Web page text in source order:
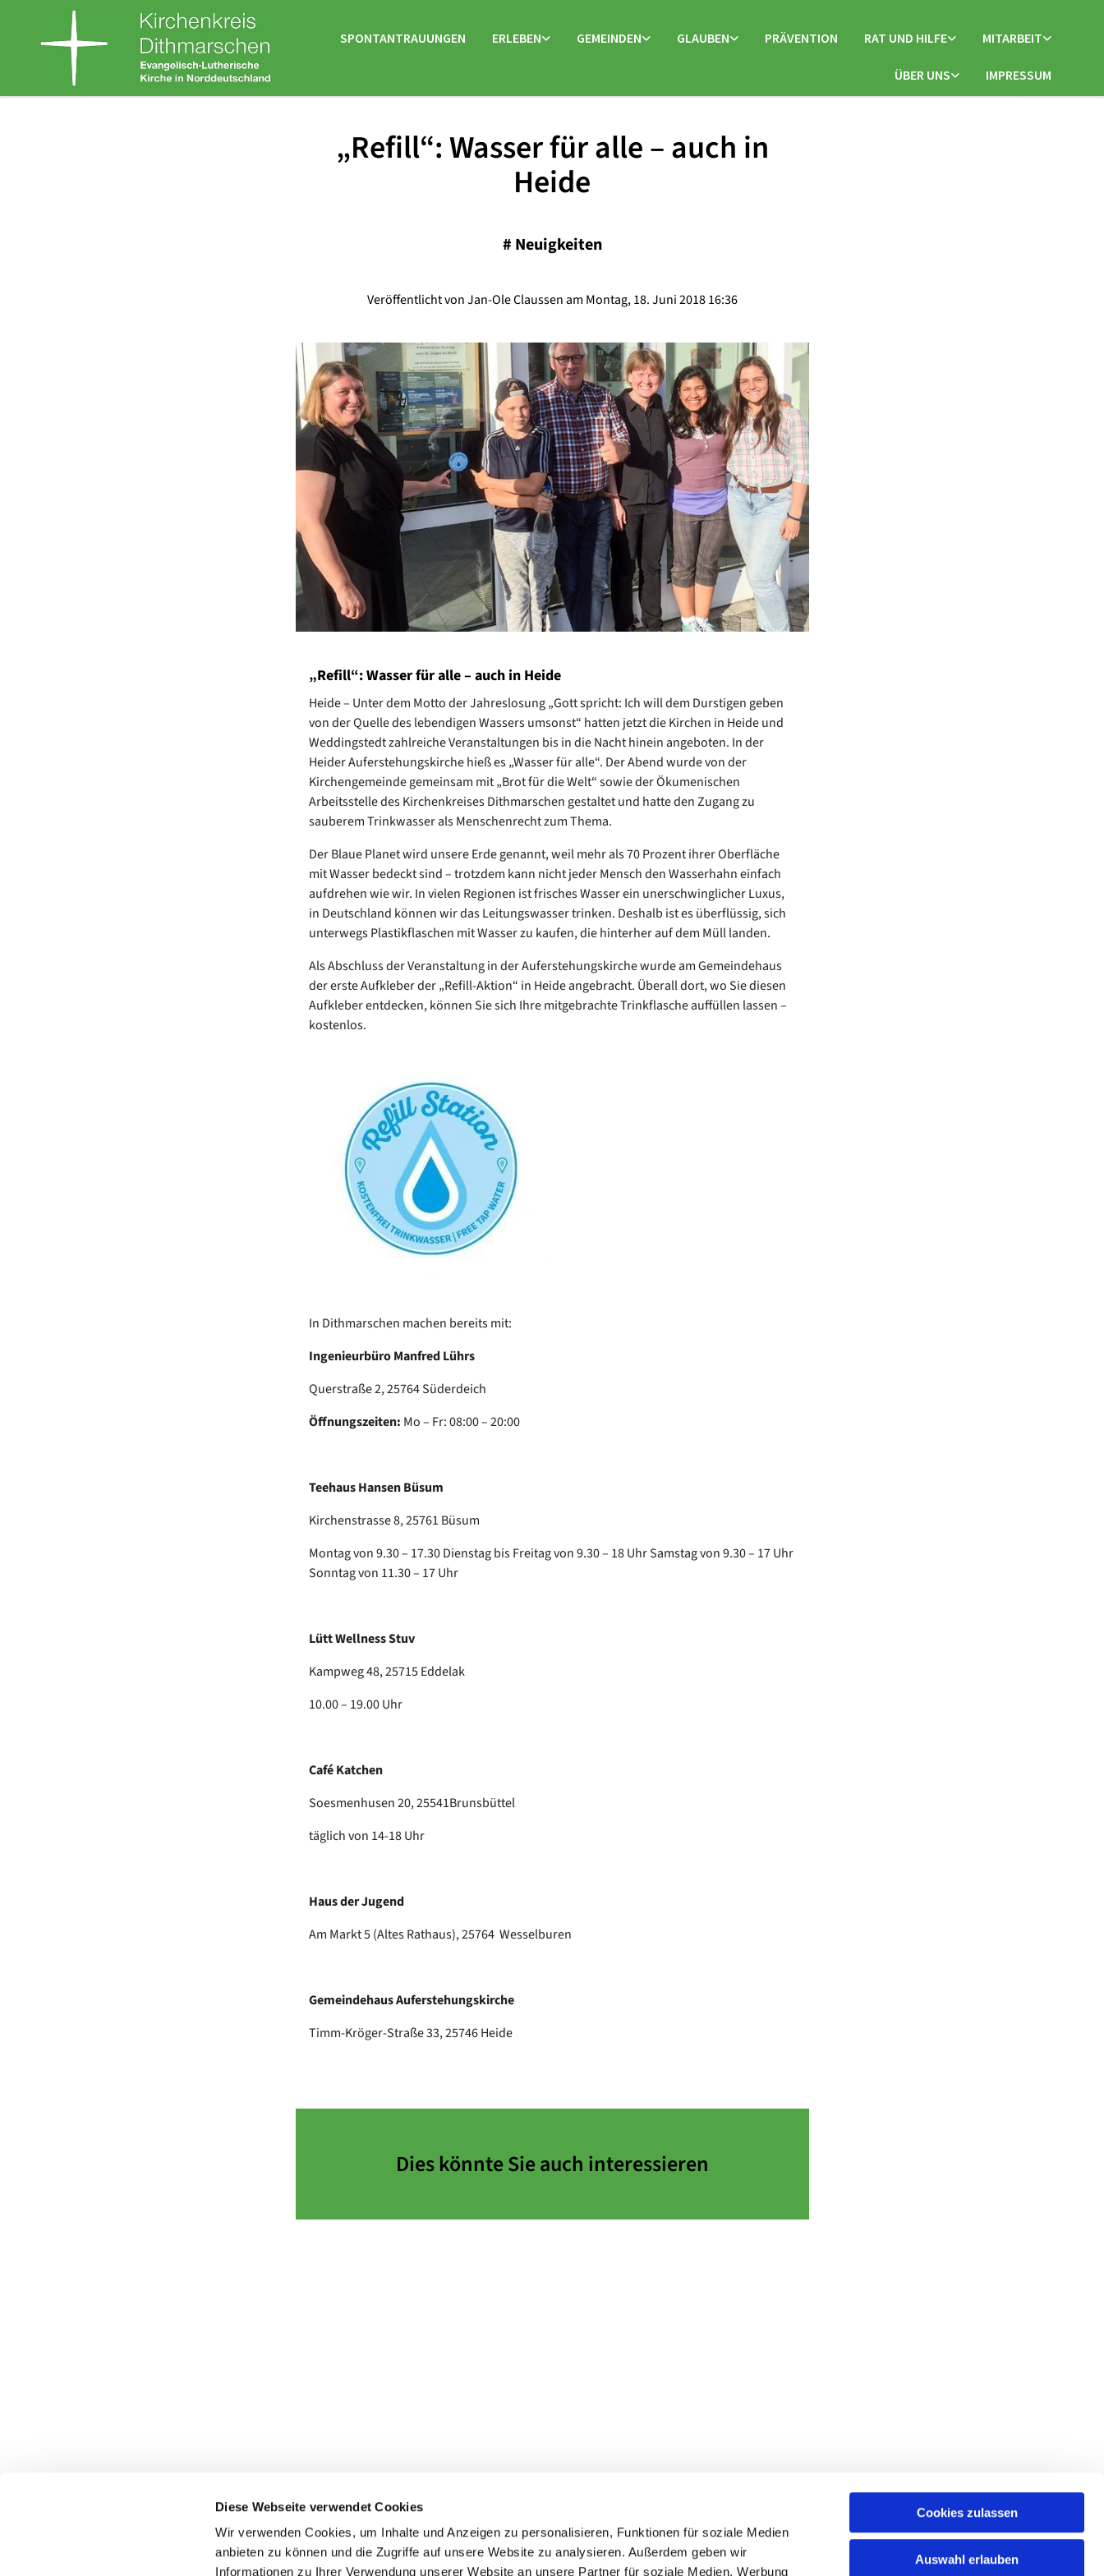
Diese Webseite verwendet Cookies
Wir verwenden Cookies, um Inhalte und Anzeigen zu personalisieren, Funktionen für soziale Medien
anbieten zu können und die Zugriffe auf unsere Website zu analysieren. Außerdem geben wir
Informationen zu Ihrer Verwendung unserer Website an unsere Partner für soziale Medien, Werbung
Cookies zulassen
Auswahl erlauben
SPONTANTRAUUNGEN ERLEBEN GEMEINDEN GLAUBEN PRÄVENTION RAT UND HILFE MITARBEIT
ÜBER UNS IMPRESSUM
„Refill“: Wasser für alle – auch in
Heide
# Neuigkeiten
Veröffentlicht von Jan-Ole Claussen am Montag, 18. Juni 2018 16:36
„Refill“: Wasser für alle – auch in Heide
Heide – Unter dem Motto der Jahreslosung „Gott spricht: Ich will dem Durstigen geben
von der Quelle des lebendigen Wassers umsonst“ hatten jetzt die Kirchen in Heide und
Weddingstedt zahlreiche Veranstaltungen bis in die Nacht hinein angeboten. In der
Heider Auferstehungskirche hieß es „Wasser für alle“. Der Abend wurde von der
Kirchengemeinde gemeinsam mit „Brot für die Welt“ sowie der Ökumenischen
Arbeitsstelle des Kirchenkreises Dithmarschen gestaltet und hatte den Zugang zu
sauberem Trinkwasser als Menschenrecht zum Thema.
Der Blaue Planet wird unsere Erde genannt, weil mehr als 70 Prozent ihrer Oberfläche
mit Wasser bedeckt sind – trotzdem kann nicht jeder Mensch den Wasserhahn einfach
aufdrehen wie wir. In vielen Regionen ist frisches Wasser ein unerschwinglicher Luxus,
in Deutschland können wir das Leitungswasser trinken. Deshalb ist es überflüssig, sich
unterwegs Plastikflaschen mit Wasser zu kaufen, die hinterher auf dem Müll landen.
Als Abschluss der Veranstaltung in der Auferstehungskirche wurde am Gemeindehaus
der erste Aufkleber der „Refill-Aktion“ in Heide angebracht. Überall dort, wo Sie diesen
Aufkleber entdecken, können Sie sich Ihre mitgebrachte Trinkflasche auffüllen lassen –
kostenlos.
In Dithmarschen machen bereits mit:
Ingenieurbüro Manfred Lührs
Querstraße 2, 25764 Süderdeich
Öffnungszeiten: Mo – Fr: 08:00 – 20:00
Teehaus Hansen Büsum
Kirchenstrasse 8, 25761 Büsum
Montag von 9.30 – 17.30 Dienstag bis Freitag von 9.30 – 18 Uhr Samstag von 9.30 – 17 Uhr
Sonntag von 11.30 – 17 Uhr
Lütt Wellness Stuv
Kampweg 48, 25715 Eddelak
10.00 – 19.00 Uhr
Café Katchen
Soesmenhusen 20, 25541Brunsbüttel
täglich von 14-18 Uhr
Haus der Jugend
Am Markt 5 (Altes Rathaus), 25764 Wesselburen
Gemeindehaus Auferstehungskirche
Timm-Kröger-Straße 33, 25746 Heide
Dies könnte Sie auch interessieren